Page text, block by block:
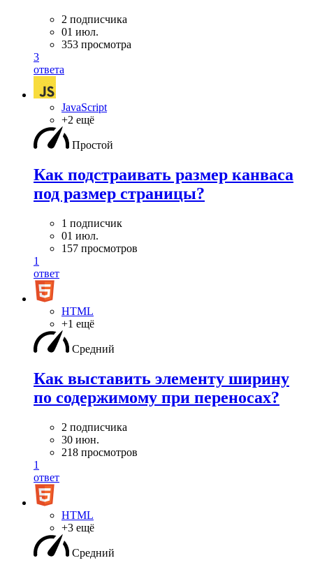
2 подписчика
01 июл.
353 просмотра
3
ответа
JavaScript
+2 ещё
Простой
Как подстраивать размер канваса
под размер страницы?
1 подписчик
01 июл.
157 просмотров
1
ответ
HTML
+1 ещё
Средний
Как выставить элементу ширину
по содержимому при переносах?
2 подписчика
30 июн.
218 просмотров
1
ответ
HTML
+3 ещё
Средний